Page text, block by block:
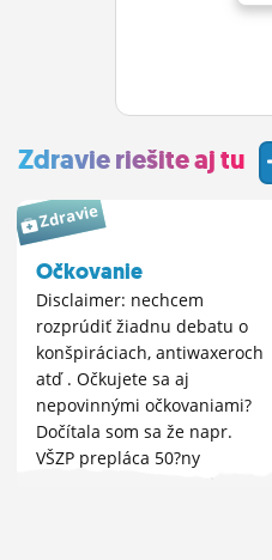
Zdravie riešite aj tu
Zdravie
Očkovanie
Disclaimer: nechcem
rozprúdiť žiadnu debatu o
konšpiráciach, antiwaxeroch
atď . Očkujete sa aj
nepovinnými očkovaniami?
Dočítala som sa že napr.
VŠZP prepláca 50?ny
očkovania proti hepatitíde